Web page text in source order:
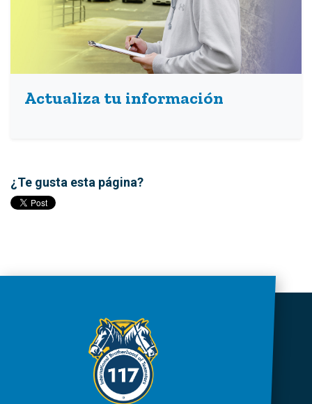
Actualiza tu información
¿Te gusta esta página?